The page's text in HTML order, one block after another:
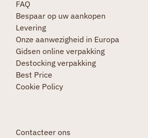
FAQ
Bespaar op uw aankopen
Levering
Onze aanwezigheid in Europa
Gidsen online verpakking
Destocking verpakking
Best Price
Cookie Policy
Contacteer ons